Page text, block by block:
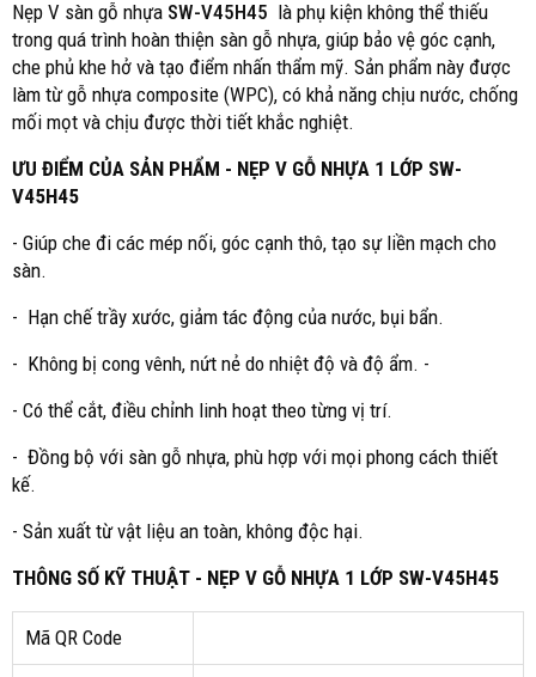
Nẹp V sàn gỗ nhựa SW-V45H45 là phụ kiện không thể thiếu
trong quá trình hoàn thiện sàn gỗ nhựa, giúp bảo vệ góc cạnh,
che phủ khe hở và tạo điểm nhấn thẩm mỹ. Sản phẩm này được
làm từ gỗ nhựa composite (WPC), có khả năng chịu nước, chống
mối mọt và chịu được thời tiết khắc nghiệt.
ƯU ĐIỂM CỦA SẢN PHẨM - NẸP V GỖ NHỰA 1 LỚP SW-
V45H45
- Giúp che đi các mép nối, góc cạnh thô, tạo sự liền mạch cho
sàn.
- Hạn chế trầy xước, giảm tác động của nước, bụi bẩn.
- Không bị cong vênh, nứt nẻ do nhiệt độ và độ ẩm. -
- Có thể cắt, điều chỉnh linh hoạt theo từng vị trí.
- Đồng bộ với sàn gỗ nhựa, phù hợp với mọi phong cách thiết
kế.
- Sản xuất từ vật liệu an toàn, không độc hại.
THÔNG SỐ KỸ THUẬT - NẸP V GỖ NHỰA 1 LỚP SW-V45H45
Mã QR Code